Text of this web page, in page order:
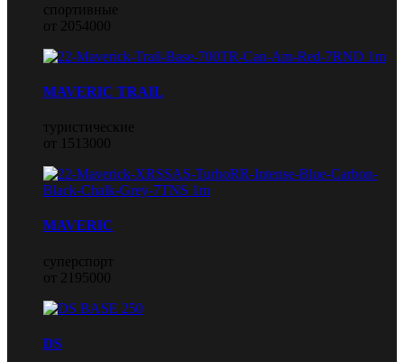
спортивные
от 2054000
MAVERIC TRAIL
туристические
от 1513000
MAVERIC
суперспорт
от 2195000
DS